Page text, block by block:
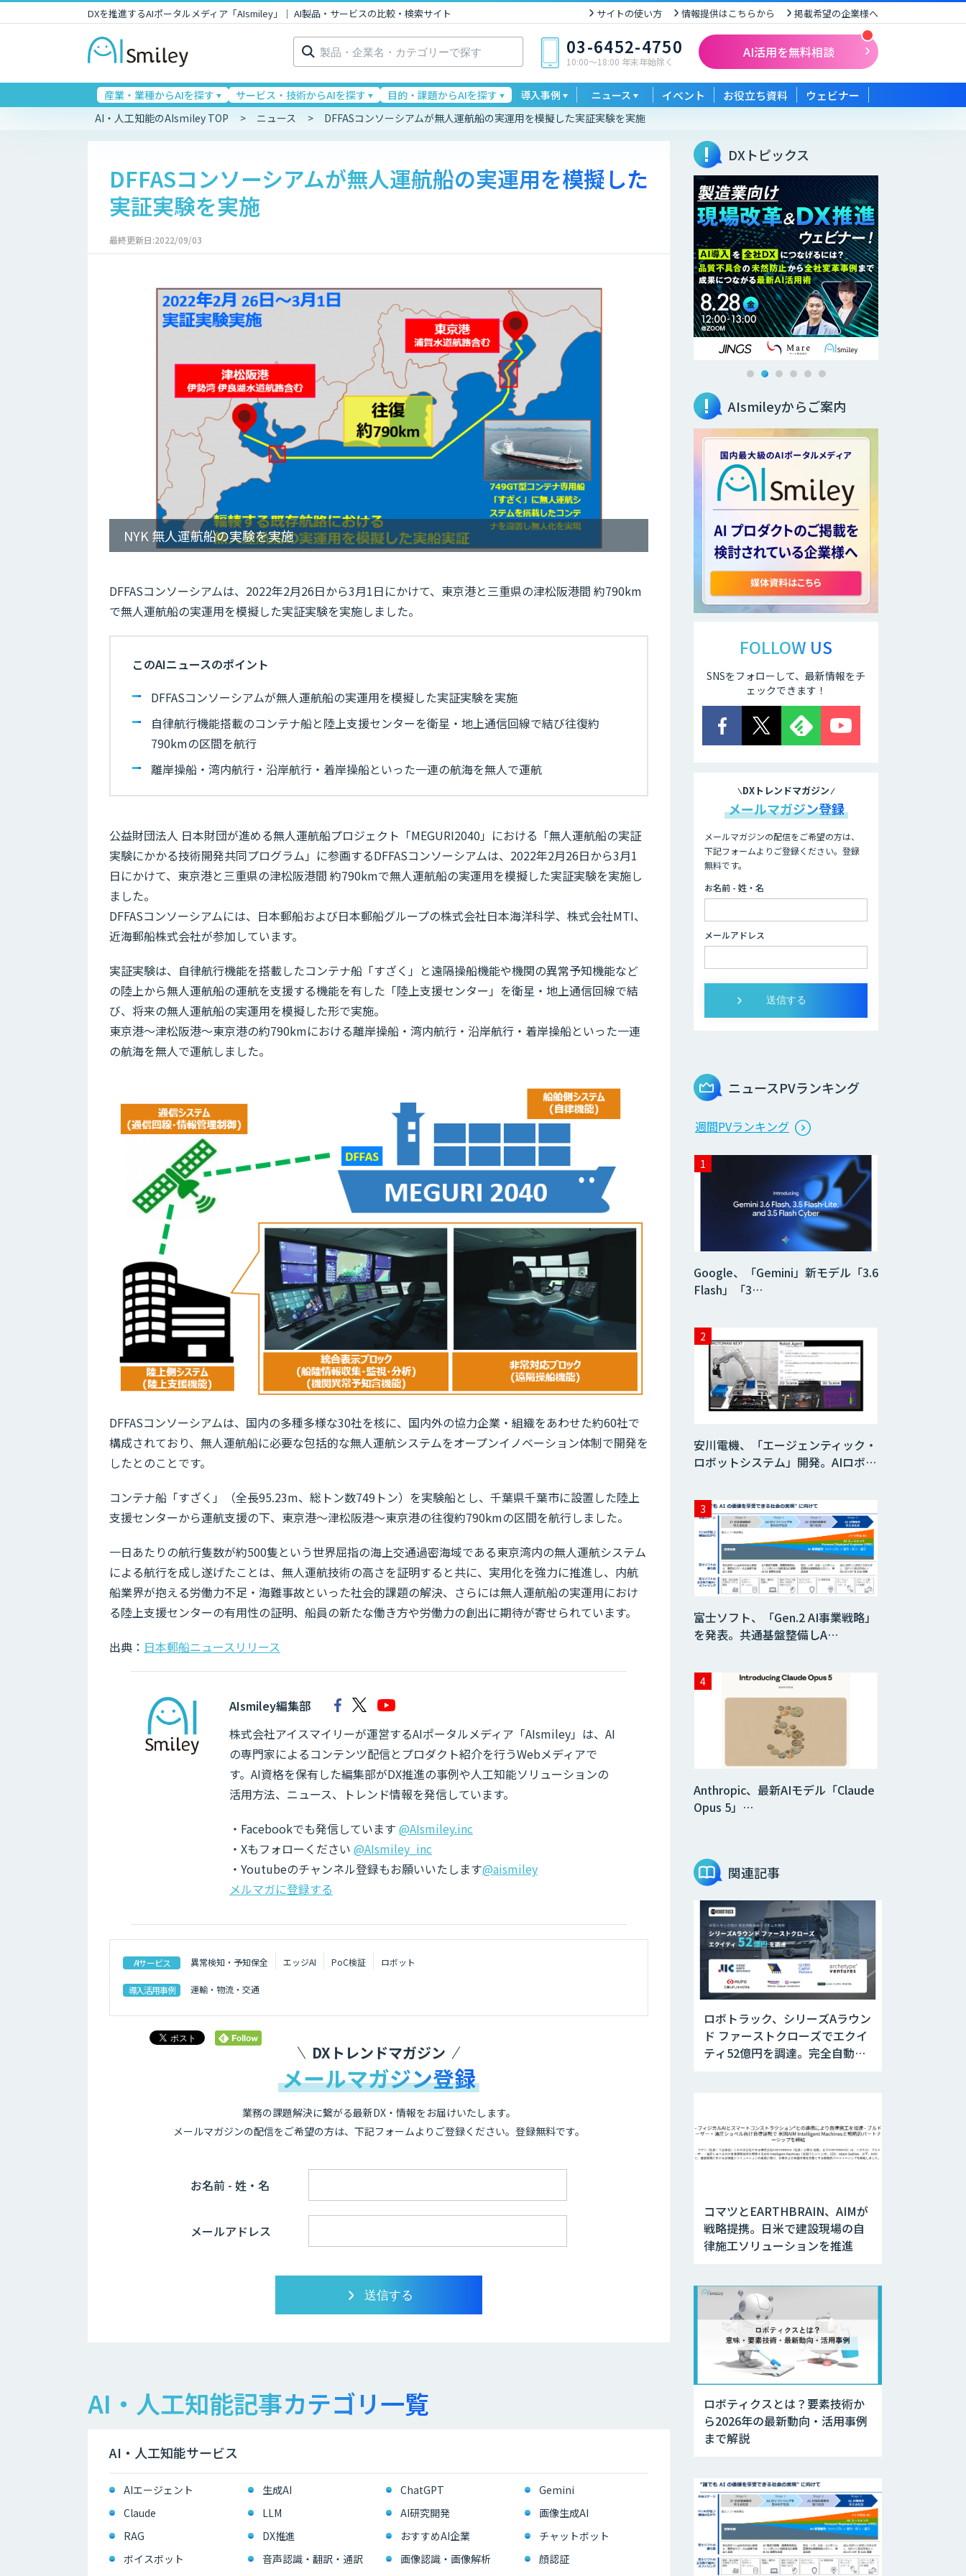
DXを推進するAIポータルメディア「AIsmiley」｜ AI製品・サービスの比較・検索サイト サイトの使い方 情報提供はこちらから 掲載希望の企業様へ
検
索: 03-6452-4750
10:00〜18:00 年末年始除く
AI活用を無料相談
産業・業種からAIを探す サービス・技術からAIを探す 目的・課題からAIを探す 導入事例 ニュース イベント お役立ち資料 ウェビナー
AI・人工知能のAIsmiley TOP ニュース DFFASコンソーシアムが無人運航船の実運用を模擬した実証実験を実施
DFFASコンソーシアムが無人運航船の実運用を模擬した
実証実験を実施
最終更新日:2022/09/03
NYK 無人運航船の実験を実施
DFFASコンソーシアムは、2022年2月26日から3月1日にかけて、東京港と三重県の津松阪港間 約790km
で無人運航船の実運用を模擬した実証実験を実施しました。
このAIニュースのポイント
DFFASコンソーシアムが無人運航船の実運用を模擬した実証実験を実施
自律航行機能搭載のコンテナ船と陸上支援センターを衛星・地上通信回線で結び往復約
790kmの区間を航行
離岸操船・湾内航行・沿岸航行・着岸操船といった一連の航海を無人で運航
公益財団法人 日本財団が進める無人運航船プロジェクト「MEGURI2040」における「無人運航船の実証
実験にかかる技術開発共同プログラム」に参画するDFFASコンソーシアムは、2022年2月26日から3月1
日にかけて、東京港と三重県の津松阪港間 約790kmで無人運航船の実運用を模擬した実証実験を実施し
ました。
DFFASコンソーシアムには、日本郵船および日本郵船グループの株式会社日本海洋科学、株式会社MTI、
近海郵船株式会社が参加しています。
実証実験は、自律航行機能を搭載したコンテナ船「すざく」と遠隔操船機能や機関の異常予知機能など
の陸上から無人運航船の運航を支援する機能を有した「陸上支援センター」を衛星・地上通信回線で結
び、将来の無人運航船の実運用を模擬した形で実施。
東京港～津松阪港～東京港の約790kmにおける離岸操船・湾内航行・沿岸航行・着岸操船といった一連
の航海を無人で運航しました。
DFFASコンソーシアムは、国内の多種多様な30社を核に、国内外の協力企業・組織をあわせた約60社で
構成されており、無人運航船に必要な包括的な無人運航システムをオープンイノベーション体制で開発を
したとのことです。
コンテナ船「すざく」（全長95.23m、総トン数749トン）を実験船とし、千葉県千葉市に設置した陸上
支援センターから運航支援の下、東京港～津松阪港～東京港の往復約790kmの区間を航行しました。
一日あたりの航行隻数が約500隻という世界屈指の海上交通過密海域である東京湾内の無人運航システム
による航行を成し遂げたことは、無人運航技術の高さを証明すると共に、実用化を強力に推進し、内航
船業界が抱える労働力不足・海難事故といった社会的課題の解決、さらには無人運航船の実運用におけ
る陸上支援センターの有用性の証明、船員の新たな働き方や労働力の創出に期待が寄せられています。
出典： 日本郵船ニュースリリース
AIsmiley編集部
株式会社アイスマイリーが運営するAIポータルメディア「AIsmiley」は、AI
の専門家によるコンテンツ配信とプロダクト紹介を行うWebメディアで
す。AI資格を保有した編集部がDX推進の事例や人工知能ソリューションの
活用方法、ニュース、トレンド情報を発信しています。
・Facebookでも発信しています @AIsmiley.inc
・Xもフォローください @AIsmiley_inc
・Youtubeのチャンネル登録もお願いいたします@aismiley
メルマガに登録する
AIサービス 異常検知・予知保全 エッジAI PoC検証 ロボット
導入活用事例 運輸・物流・交通
DXトレンドマガジン
メールマガジン登録
業務の課題解決に繋がる最新DX・情報をお届けいたします。
メールマガジンの配信をご希望の方は、下記フォームよりご登録ください。登録無料です。
お名前 - 姓・名
メールアドレス
AI・人工知能記事カテゴリ一覧
AI・人工知能サービス
AIエージェント 生成AI ChatGPT
Gemini
Claude
LLM AI研究開発
画像生成AI
RAG
DX推進 おすすめAI企業
チャットボット
ボイスボット
音声認識・翻訳・通訳 画像認識・画像解析
顔認証
DXトピックス
AIsmileyからご案内
FOLLOW US
SNSをフォローして、最新情報をチ
ェックできます！
DXトレンドマガジン
メールマガジン登録
メールマガジンの配信をご希望の方は、
下記フォームよりご登録ください。登録
無料です。
お名前 - 姓・名
メールアドレス
ニュースPVランキング
週間PVランキング
Google、「Gemini」新モデル「3.6
Flash」「3…
安川電機、「エージェンティック・
ロボットシステム」開発。AIロボ…
富士ソフト、「Gen.2 AI事業戦略」
を発表。共通基盤整備しA…
Anthropic、最新AIモデル「Claude
Opus 5」…
関連記事
ロボトラック、シリーズAラウン
ド ファーストクローズでエクイ
ティ52億円を調達。完全自動運
コマツとEARTHBRAIN、AIMが
戦略提携。日米で建設現場の自
律施工ソリューションを推進
ロボティクスとは？要素技術か
ら2026年の最新動向・活用事例
まで解説